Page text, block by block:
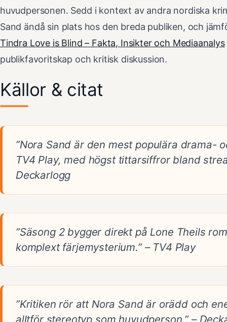
huvudpersonen. Sedd i kontext av andra nordiska
Sand ändå sin plats hos den breda publiken, och
Tindra Love is Blind – Fakta, Insikter och Mediaanalys
publikfavoritskap och kritisk diskussion.
Källor & citat
”Nora Sand är den mest populära drama-
TV4 Play, med högst tittarsiffror bland
Deckarlogg
”Säsong 2 bygger direkt på Lone Theils
komplext färjemysterium.” – TV4 Play
”Kritiken rör att Nora Sand är orädd och
alltför stereotyp som huvudperson.” –